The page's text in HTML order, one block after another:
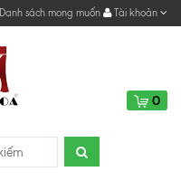
Danh sách mong muốn Tài khoản
0